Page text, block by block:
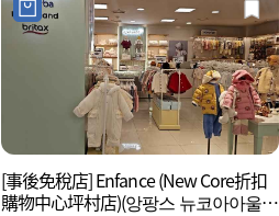
[事後免稅店] Enfance (New Core折扣
購物中心坪村店)(앙팡스 뉴코아아울렛